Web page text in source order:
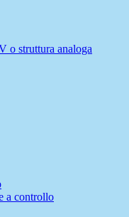
o struttura analoga
a controllo